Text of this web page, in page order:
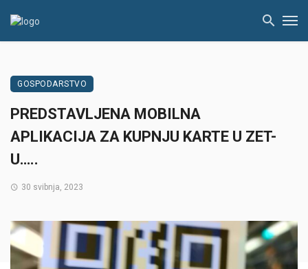
GOSPODARSTVO
PREDSTAVLJENA MOBILNA
APLIKACIJA ZA KUPNJU KARTE U ZET-
U…..
30 svibnja, 2023